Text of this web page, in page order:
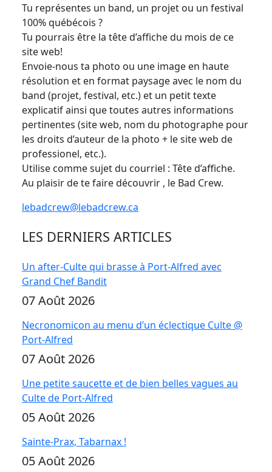
Tu représentes un band, un projet ou un festival
100% québécois ?
Tu pourrais être la tête d’affiche du mois de ce
site web!
Envoie-nous ta photo ou une image en haute
résolution et en format paysage avec le nom du
band (projet, festival, etc.) et un petit texte
explicatif ainsi que toutes autres informations
pertinentes (site web, nom du photographe pour
les droits d’auteur de la photo + le site web de
professionel, etc.).
Utilise comme sujet du courriel : Tête d’affiche.
Au plaisir de te faire découvrir , le Bad Crew.
lebadcrew@lebadcrew.ca
LES DERNIERS ARTICLES
Un after-Culte qui brasse à Port-Alfred avec
Grand Chef Bandit
07 Août 2026
Necronomicon au menu d’un éclectique Culte @
Port-Alfred
07 Août 2026
Une petite saucette et de bien belles vagues au
Culte de Port-Alfred
05 Août 2026
Sainte-Prax, Tabarnax !
05 Août 2026